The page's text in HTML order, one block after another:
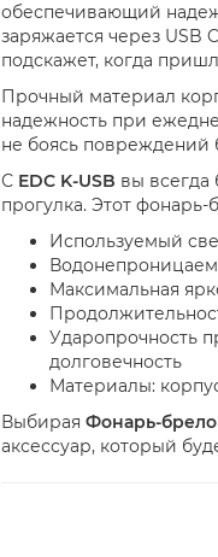
обеспечивающий
заряжается через USB
подскажет, когда
Прочный материал
надежность при
не боясь повреждений
С EDC K-USB вы всегда
прогулка. Этот
Используемый
Максимальная
Ударопрочность
долговечность
Материалы:
Выбирая Фонарь-
аксессуар, который